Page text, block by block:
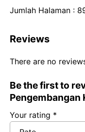
Jumlah Halaman :
Reviews
There are no
Be the first to
Pengembangan
Your rating *